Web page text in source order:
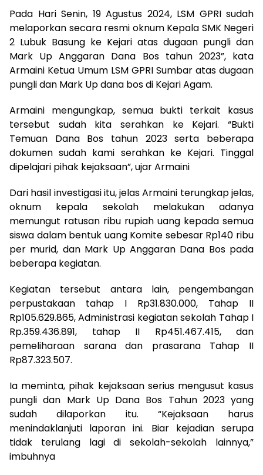
Pada Hari Senin, 19 Agustus 2024, LSM GPRI sudah
melaporkan secara resmi oknum Kepala SMK Negeri
2 Lubuk Basung ke Kejari atas dugaan pungli dan
Mark Up Anggaran Dana Bos tahun 2023”, kata
Armaini Ketua Umum LSM GPRI Sumbar atas dugaan
pungli dan Mark Up dana bos di Kejari Agam.
Armaini mengungkap, semua bukti terkait kasus
tersebut sudah kita serahkan ke Kejari. “Bukti
Temuan Dana Bos tahun 2023 serta beberapa
dokumen sudah kami serahkan ke Kejari. Tinggal
dipelajari pihak kejaksaan”, ujar Armaini
Dari hasil investigasi itu, jelas Armaini terungkap jelas,
oknum kepala sekolah melakukan adanya
memungut ratusan ribu rupiah uang kepada semua
siswa dalam bentuk uang Komite sebesar Rp140 ribu
per murid, dan Mark Up Anggaran Dana Bos pada
beberapa kegiatan.
Kegiatan tersebut antara lain, pengembangan
perpustakaan tahap I Rp31.830.000, Tahap II
Rp105.629.865, Administrasi kegiatan sekolah Tahap I
Rp.359.436.891, tahap II Rp451.467.415, dan
pemeliharaan sarana dan prasarana Tahap II
Rp87.323.507.
Ia meminta, pihak kejaksaan serius mengusut kasus
pungli dan Mark Up Dana Bos Tahun 2023 yang
sudah dilaporkan itu. “Kejaksaan harus
menindaklanjuti laporan ini. Biar kejadian serupa
tidak terulang lagi di sekolah-sekolah lainnya,”
imbuhnya